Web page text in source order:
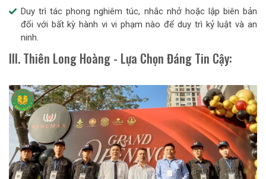
Duy trì tác phong nghiêm túc, nhắc nhở hoặc lập biên bản
đối với bất kỳ hành vi vi phạm nào để duy trì kỷ luật và an
ninh.
III. Thiên Long Hoàng - Lựa Chọn Đáng Tin Cậy: